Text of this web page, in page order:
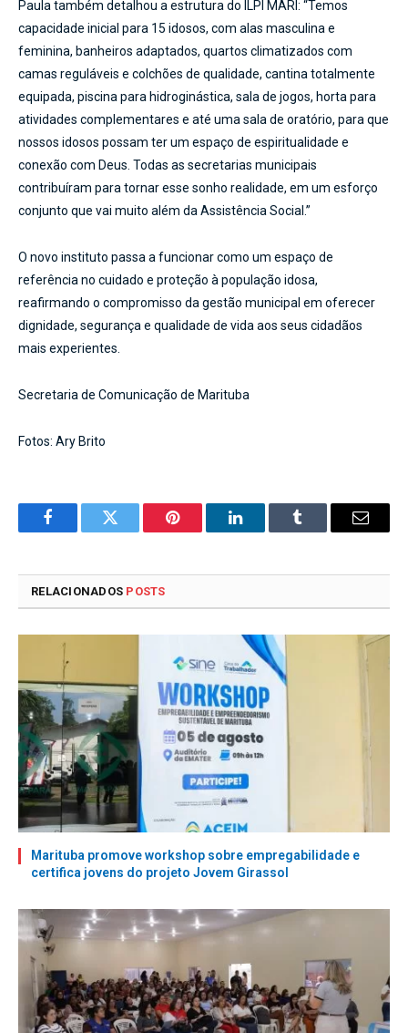
Paula também detalhou a estrutura do ILPI MARI: “Temos
capacidade inicial para 15 idosos, com alas masculina e
feminina, banheiros adaptados, quartos climatizados com
camas reguláveis e colchões de qualidade, cantina totalmente
equipada, piscina para hidroginástica, sala de jogos, horta para
atividades complementares e até uma sala de oratório, para que
nossos idosos possam ter um espaço de espiritualidade e
conexão com Deus. Todas as secretarias municipais
contribuíram para tornar esse sonho realidade, em um esforço
conjunto que vai muito além da Assistência Social.”
O novo instituto passa a funcionar como um espaço de
referência no cuidado e proteção à população idosa,
reafirmando o compromisso da gestão municipal em oferecer
dignidade, segurança e qualidade de vida aos seus cidadãos
mais experientes.
Secretaria de Comunicação de Marituba
Fotos: Ary Brito
FacebookTwitter Pinterest LinkedInTumblr
E-
RELACIONADOS POSTS
Marituba promove workshop sobre empregabilidade e
certifica jovens do projeto Jovem Girassol